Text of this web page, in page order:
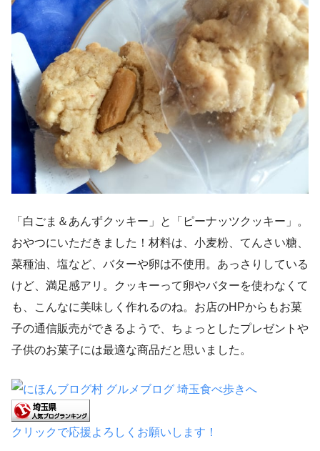
「白ごま＆あんずクッキー」と「ピーナッツクッキー」。
おやつにいただきました！材料は、小麦粉、てんさい糖、
菜種油、塩など、バターや卵は不使用。あっさりしている
けど、満足感アリ。クッキーって卵やバターを使わなくて
も、こんなに美味しく作れるのね。お店のHPからもお菓
子の通信販売ができるようで、ちょっとしたプレゼントや
子供のお菓子には最適な商品だと思いました。
クリックで応援よろしくお願いします！